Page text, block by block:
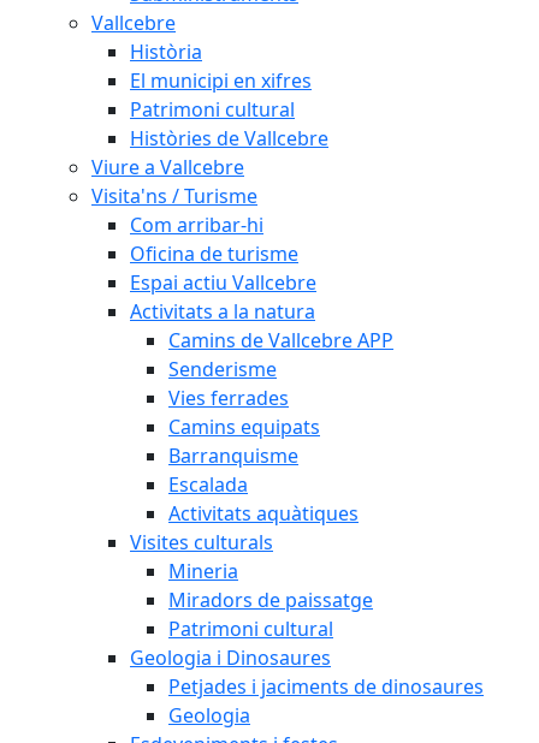
Vallcebre
Història
El municipi en xifres
Patrimoni cultural
Històries de Vallcebre
Viure a Vallcebre
Visita'ns / Turisme
Com arribar-hi
Oficina de turisme
Espai actiu Vallcebre
Activitats a la natura
Camins de Vallcebre APP
Senderisme
Vies ferrades
Camins equipats
Barranquisme
Escalada
Activitats aquàtiques
Visites culturals
Mineria
Miradors de paissatge
Patrimoni cultural
Geologia i Dinosaures
Petjades i jaciments de dinosaures
Geologia